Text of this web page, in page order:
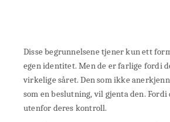
Disse begrunnelsene tjener kun ett
egen identitet. Men de er farlige fordi
virkelige såret. Den som ikke
som en beslutning, vil gjenta den.
utenfor deres kontroll.